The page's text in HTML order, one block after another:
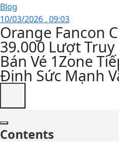
Blog
10/03/2026 . 09:03
Orange Fancon
39.000 Lượt Truy
Bán Vé 1Zone
Định Sức Mạnh
Contents